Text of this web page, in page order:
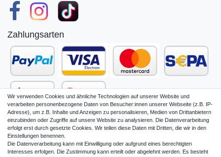
Zahlungsarten
Impressum Daten­schutz­erklärung
Wir verwenden Cookies und ähnliche Technologien auf unserer Website und
verarbeiten personenbezogene Daten von Besucher:innen unserer Webseite (z.B. IP-
Adresse), um z.B. Inhalte und Anzeigen zu personalisieren, Medien von Drittanbietern
einzubinden oder Zugriffe auf unsere Website zu analysieren. Die Datenverarbeitung
erfolgt erst durch gesetzte Cookies. Wir teilen diese Daten mit Dritten, die wir in den
Einstellungen benennen.
Die Datenverarbeitung kann mit Einwilligung oder aufgrund eines berechtigten
Interesses erfolgen. Die Zustimmung kann erteilt oder abgelehnt werden. Es besteht